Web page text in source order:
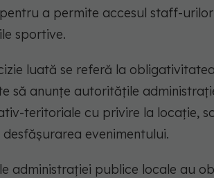
a permite accesul staff-
sportive.
luată se referă la
să anunțe autoritățile
teritoriale cu privire la locație,
evenimentului.
administrației publice locale au